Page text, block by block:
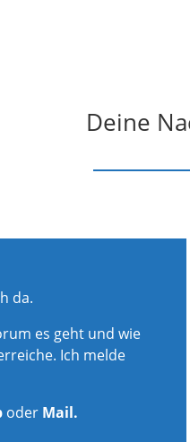
Deine
da.
es geht und wie
Ich melde
oder Mail.